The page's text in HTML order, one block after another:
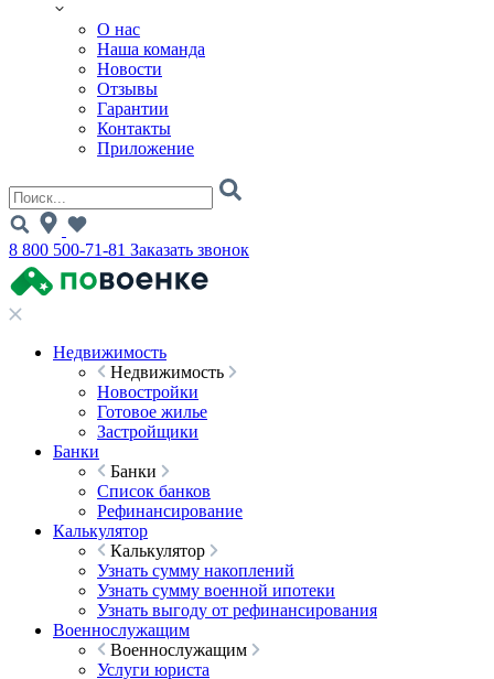
О нас
Наша команда
Новости
Отзывы
Гарантии
Контакты
Приложение
8 800 500-71-81 Заказать звонок
Недвижимость
Недвижимость
Новостройки
Готовое жилье
Застройщики
Банки
Банки
Список банков
Рефинансирование
Калькулятор
Калькулятор
Узнать сумму накоплений
Узнать сумму военной ипотеки
Узнать выгоду от рефинансирования
Военнослужащим
Военнослужащим
Услуги юриста